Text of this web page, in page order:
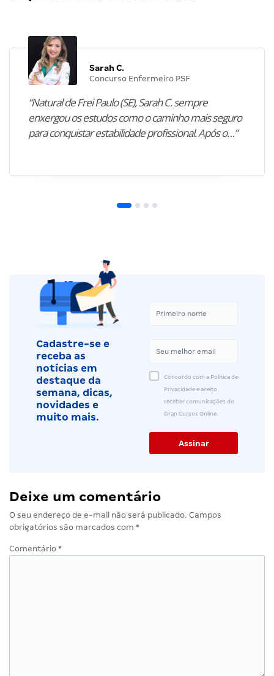
Sarah C.
Concurso Enfermeiro PSF
“Natural de Frei Paulo (SE), Sarah C. sempre
enxergou os estudos como o caminho mais seguro
para conquistar estabilidade profissional. Após o…”
Cadastre-se e
receba as
notícias em
destaque da
semana, dicas,
novidades e
muito mais.
Concordo com a Política de
Privacidade e aceito
receber comunicações do
Gran Cursos Online.
Deixe um comentário
O seu endereço de e-mail não será publicado. Campos
obrigatórios são marcados com *
Comentário *